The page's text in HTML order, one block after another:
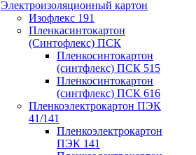
Электроизоляционный картон
Изофлекс 191
Пленкасинтокартон
(Синтофлекс) ПСК
Пленкосинтокартон
(синтфлекс) ПСК 515
Пленкосинтокартон
(синтфлекс) ПСК 616
Пленкоэлектрокартон ПЭК
41/141
Пленкоэлектрокартон
ПЭК 141